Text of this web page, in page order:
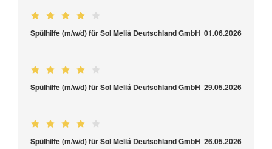
Spülhilfe (m/w/d) für Sol Meliá Deutschland GmbH 01.06.2026
Spülhilfe (m/w/d) für Sol Meliá Deutschland GmbH 29.05.2026
Spülhilfe (m/w/d) für Sol Meliá Deutschland GmbH 26.05.2026